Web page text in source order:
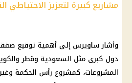
مشاريع كبيرة لتعزيز الاحتياطي
وأشار ساويرس إلى أهمية توقيع
دول كبرى مثل السعودية وقطر
المشروعات، كمشروع رأس الحكمة